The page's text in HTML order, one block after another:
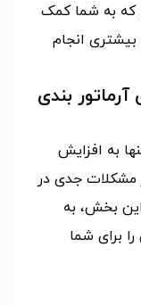
که به شما کمک
بیشتری انجام
بندی
به افزایش
مشکلات جدی در
بخش، به
برای شما